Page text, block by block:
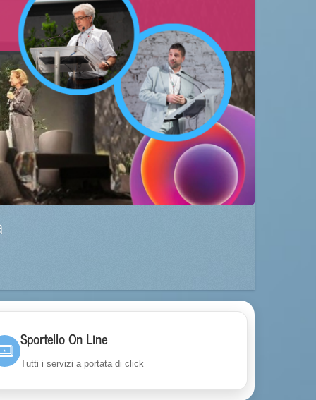
Sportello On Line
Tutti i servizi a portata di click